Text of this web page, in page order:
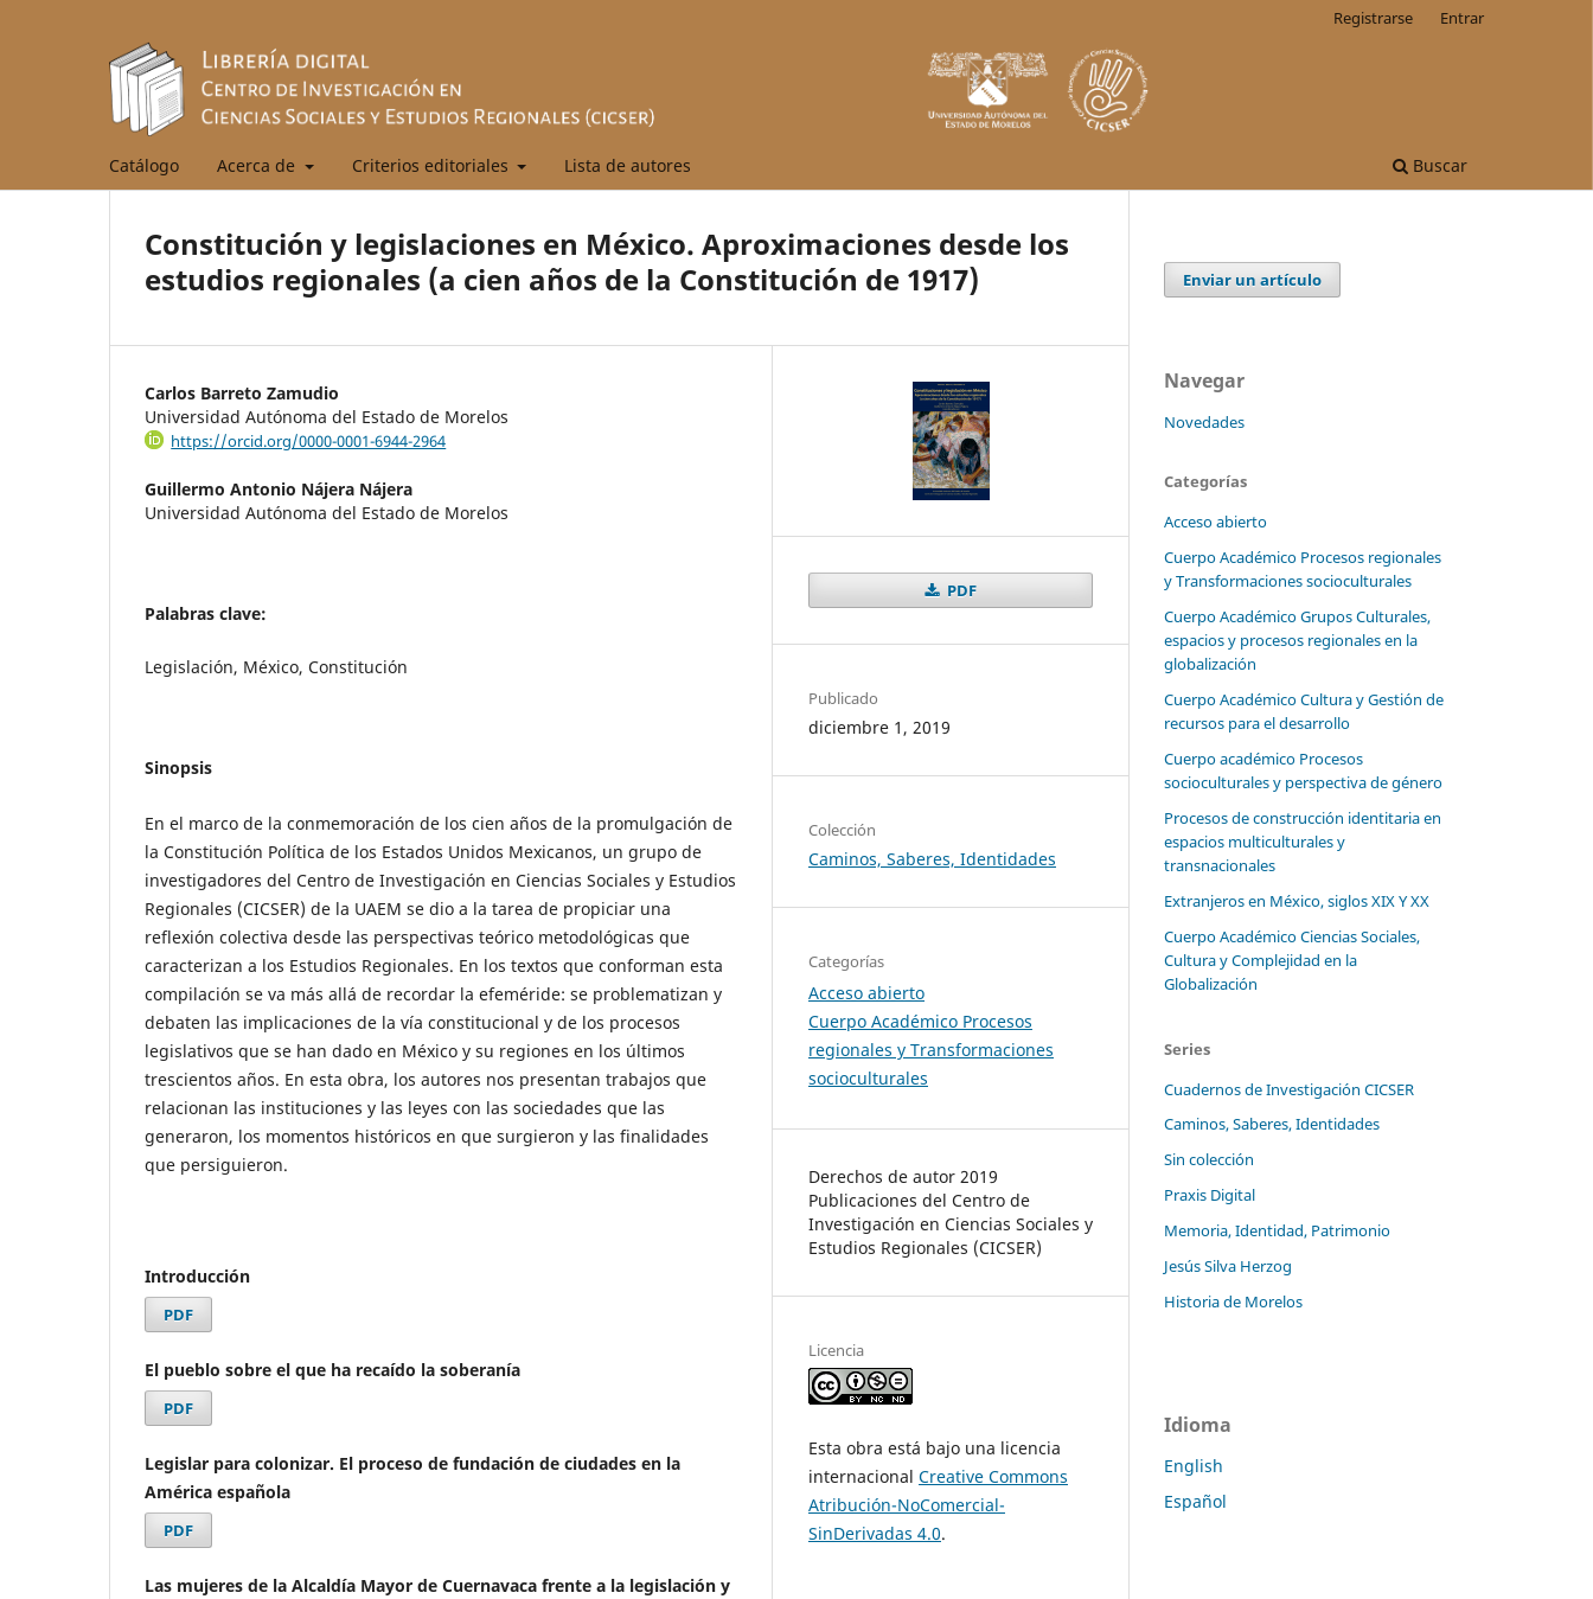
Catálogo Acerca de Criterios editoriales Lista de autores Buscar
Registrarse Entrar
Constitución y legislaciones en México. Aproximaciones desde los
estudios regionales (a cien años de la Constitución de 1917)
Carlos Barreto Zamudio
Universidad Autónoma del Estado de Morelos
https://orcid.org/0000-0001-6944-2964
Guillermo Antonio Nájera Nájera
Universidad Autónoma del Estado de Morelos
Palabras clave:
Legislación, México, Constitución
Sinopsis
En el marco de la conmemoración de los cien años de la promulgación de
la Constitución Política de los Estados Unidos Mexicanos, un grupo de
investigadores del Centro de Investigación en Ciencias Sociales y Estudios
Regionales (CICSER) de la UAEM se dio a la tarea de propiciar una
reflexión colectiva desde las perspectivas teórico metodológicas que
caracterizan a los Estudios Regionales. En los textos que conforman esta
compilación se va más allá de recordar la efeméride: se problematizan y
debaten las implicaciones de la vía constitucional y de los procesos
legislativos que se han dado en México y su regiones en los últimos
trescientos años. En esta obra, los autores nos presentan trabajos que
relacionan las instituciones y las leyes con las sociedades que las
generaron, los momentos históricos en que surgieron y las finalidades
que persiguieron.
Introducción
PDF
El pueblo sobre el que ha recaído la soberanía
PDF
Legislar para colonizar. El proceso de fundación de ciudades en la
América española
PDF
Las mujeres de la Alcaldía Mayor de Cuernavaca frente a la legislación y
PDF
Publicado
diciembre 1, 2019
Colección
Caminos, Saberes, Identidades
Categorías
Acceso abierto
Cuerpo Académico Procesos
regionales y Transformaciones
socioculturales
Derechos de autor 2019
Publicaciones del Centro de
Investigación en Ciencias Sociales y
Estudios Regionales (CICSER)
Licencia
Esta obra está bajo una licencia
internacional Creative Commons
Atribución-NoComercial-
SinDerivadas 4.0.
Enviar un artículo
Navegar
Novedades
Categorías
Acceso abierto
Cuerpo Académico Procesos regionales
y Transformaciones socioculturales
Cuerpo Académico Grupos Culturales,
espacios y procesos regionales en la
globalización
Cuerpo Académico Cultura y Gestión de
recursos para el desarrollo
Cuerpo académico Procesos
socioculturales y perspectiva de género
Procesos de construcción identitaria en
espacios multiculturales y
transnacionales
Extranjeros en México, siglos XIX Y XX
Cuerpo Académico Ciencias Sociales,
Cultura y Complejidad en la
Globalización
Series
Cuadernos de Investigación CICSER
Caminos, Saberes, Identidades
Sin colección
Praxis Digital
Memoria, Identidad, Patrimonio
Jesús Silva Herzog
Historia de Morelos
Idioma
English
Español